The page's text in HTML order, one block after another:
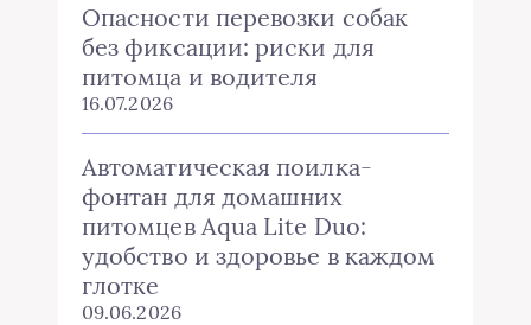
Опасности перевозки собак
без фиксации: риски для
питомца и водителя
16.07.2026
Автоматическая поилка-
фонтан для домашних
питомцев Aqua Lite Duo:
удобство и здоровье в каждом
глотке
09.06.2026